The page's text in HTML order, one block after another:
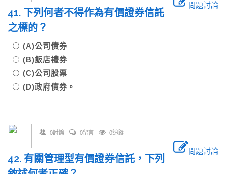
問題討論
41. 下列何者不得作為有價證券信託
之標的？
(A)公司債券
(B)飯店禮券
(C)公司股票
(D)政府債券。
0討論 0留言 0追蹤
問題討論
42. 有關管理型有價證券信託，下列